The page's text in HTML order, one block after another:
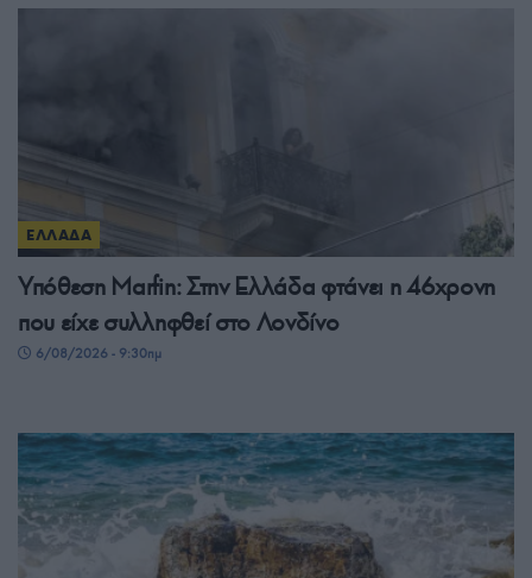
ΕΛΛΑΔΑ
Υπόθεση Μarfin: Στην Ελλάδα φτάνει η 46χρονη
που είχε συλληφθεί στο Λονδίνο
6/08/2026 - 9:30πμ